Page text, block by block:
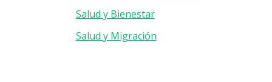
Salud y Bienestar
Salud y Migración